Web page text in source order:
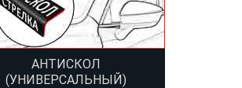
АНТИСКОЛ
(УНИВЕРСАЛЬНЫЙ)